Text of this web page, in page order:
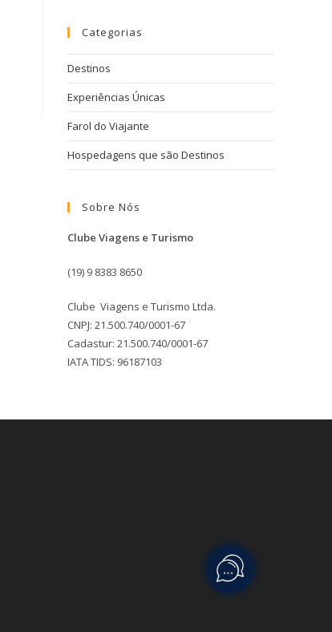
Categorias
Destinos
Experiências Únicas
Farol do Viajante
Hospedagens que são Destinos
Sobre Nós
Clube Viagens e Turismo
(19) 9 8383 8650
Clube Viagens e Turismo Ltda.
CNPJ: 21.500.740/0001-67
Cadastur: 21.500.740/0001-67
IATA TIDS: 96187103